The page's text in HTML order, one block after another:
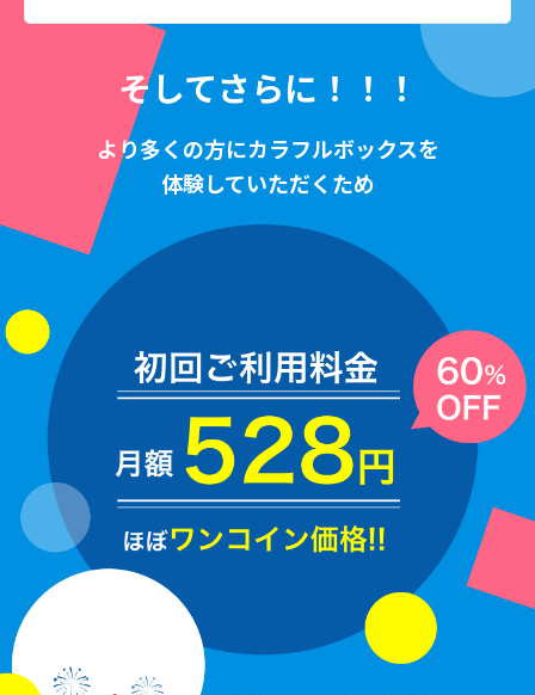
そしてさらに！！！
より多くの方にカラフルボックスを
体験していただくため